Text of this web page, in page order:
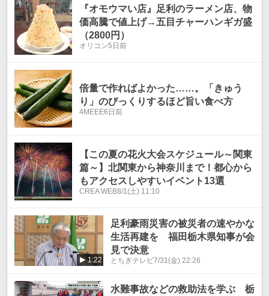
『オモウマい店』足利のラーメン店、物
価高騰で値上げ→五目チャーハンギガ盛
（2800円）
オリコン5日前
倍量で作ればよかった……。「きゅう
り」のびっくりするほど旨い食べ方
4MEEE6日前
【この夏の花火大会スケジュール～関東
篇～】北関東から神奈川まで！都心から
もアクセスしやすいイベント13選
CREA WEB8/1(土) 11:10
1:22
足利豪雨災害の被災者の速やかな
生活再建を 福田栃木県知事が会
見で決意
とちぎテレビ7/31(金) 22:26
水難事故などの救助法を学ぶ 栃